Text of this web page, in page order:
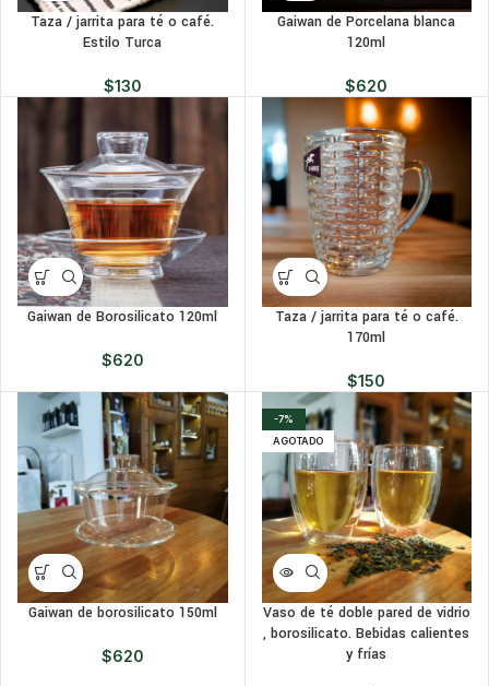
Taza / jarrita para té o café.
Estilo Turca
$130
Gaiwan de Porcelana blanca
120ml
$620
Gaiwan de Borosilicato 120ml
$620
Taza / jarrita para té o café.
170ml
$150
Gaiwan de borosilicato 150ml
$620
-7%
AGOTADO
Vaso de té doble pared de vidrio
, borosilicato. Bebidas calientes
y frías